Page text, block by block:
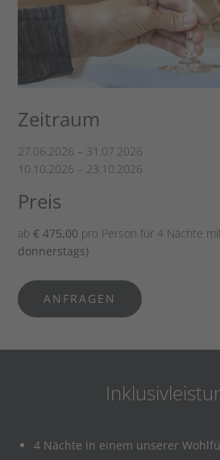
Zeitraum
27.06.2026 – 31.07.2026
10.10.2026 – 23.10.2026
Preis
ab€ 475,00 pro Person für 4 Nächte
donnerstags)
ANFRAGEN
4 Nächte in einem unserer